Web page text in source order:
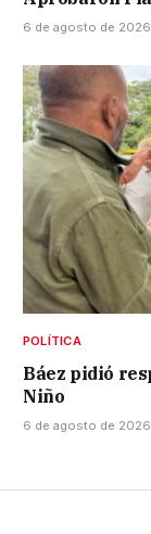
6 de agosto de 2026
POLÍTICA
Báez pidió
Niño
6 de agosto de 2026